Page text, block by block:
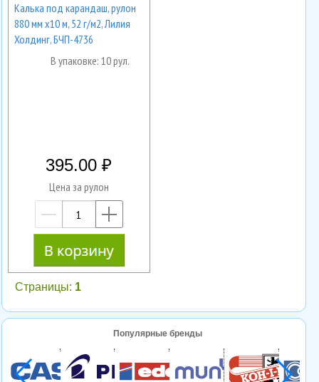
Калька под карандаш, рулон
880 мм х10 м, 52 г/м2, Лилия
Холдинг, БЧП-4736
В упаковке: 10 рул.
395.00
Цена за рулон
—
Страницы: 1
Популярные бренды